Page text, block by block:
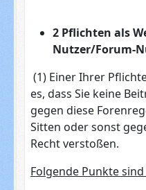
2 Pflichten als
Nutzer/Forum-
(1) Einer Ihrer
es, dass Sie keine
gegen diese
Sitten oder sonst
Recht verstoßen.
Folgende Punkte